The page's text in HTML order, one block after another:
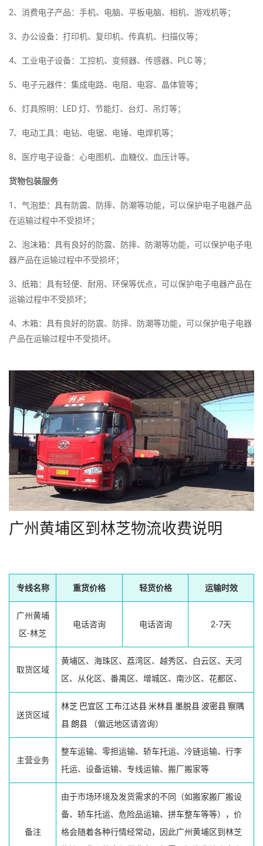
2、消费电子产品：手机、电脑、平板电脑、相机、游戏机等；
3、办公设备：打印机、复印机、传真机、扫描仪等；
4、工业电子设备：工控机、变频器、传感器、PLC 等；
5、电子元器件：集成电路、电阻、电容、晶体管等；
6、灯具照明：LED 灯、节能灯、台灯、吊灯等；
7、电动工具：电钻、电锯、电锤、电焊机等；
8、医疗电子设备：心电图机、血糖仪、血压计等。
货物包装服务
1、气泡垫：具有防震、防摔、防潮等功能，可以保护电子电器产品
在运输过程中不受损坏；
2、泡沫箱：具有良好的防震、防摔、防潮等功能，可以保护电子电
器产品在运输过程中不受损坏；
3、纸箱：具有轻便、耐用、环保等优点，可以保护电子电器产品在
运输过程中不受损坏；
4、木箱：具有良好的防震、防摔、防潮等功能，可以保护电子电器
产品在运输过程中不受损坏。
广州黄埔区到林芝物流收费说明
专线名称 重货价格 轻货价格 运输时效
广州黄埔
区-林芝
电话咨询 电话咨询 2-7天
取货区域
黄埔区、海珠区、荔湾区、越秀区、白云区、天河
区、从化区、番禺区、增城区、南沙区、花都区、
送货区域
林芝 巴宜区 工布江达县米林县墨脱县波密县察隅
县 朗县 （偏远地区请咨询）
主营业务
整车运输、零担运输、轿车托运、冷链运输、行李
托运、设备运输、专线运输、搬厂搬家等
备注
由于市场环境及发货需求的不同（如搬家搬厂搬设
备、轿车托运、危险品运输、拼车整车等等），价
格会随着各种行情经常动，因此广州黄埔区到林芝